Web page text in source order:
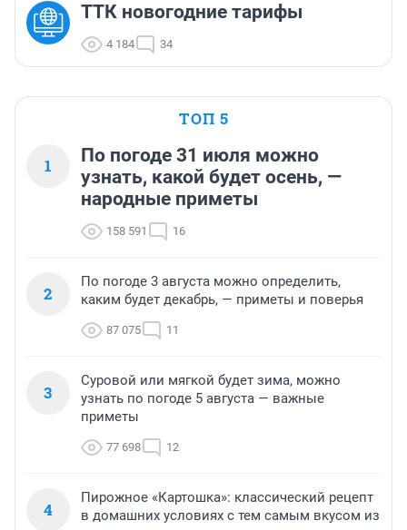
ТТК новогодние тарифы
4 184 34
ТОП 5
1
По погоде 31 июля можно
узнать, какой будет осень, —
народные приметы
158 591 16
2
По погоде 3 августа можно определить,
каким будет декабрь, — приметы и поверья
87 075 11
3
Суровой или мягкой будет зима, можно
узнать по погоде 5 августа — важные
приметы
77 698 12
4
Пирожное «Картошка»: классический рецепт
в домашних условиях с тем самым вкусом из